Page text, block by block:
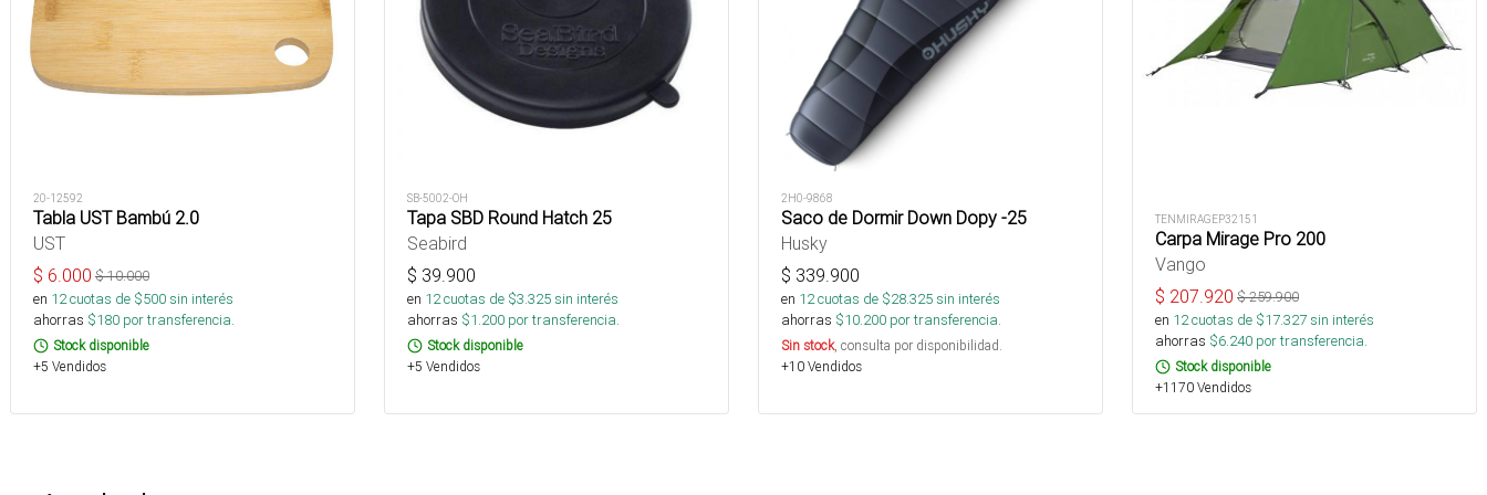
20-12592
Tabla UST Bambú 2.0
UST
$ 6.000 $10.000
en 12cuotas de $500sin interés
ahorras $180 por transferencia.
Stock disponible
+5 Vendidos
SB-5002-OH
Tapa SBD Round Hatch 25
Seabird
$ 39.900
en 12cuotas de $3.325sin interés
ahorras $1.200 por transferencia.
Stock disponible
+5 Vendidos
2H0-9868
Saco de Dormir Down Dopy -25
Husky
$ 339.900
en 12cuotas de $28.325sin interés
ahorras $10.200 por transferencia.
Sin stock, consulta por disponibilidad.
+10 Vendidos
TENMIRAGEP32151
Carpa Mirage Pro 200
Vango
$ 207.920 $259.900
en 12cuotas de $17.327sin interés
ahorras $6.240 por transferencia.
Stock disponible
+1170 Vendidos